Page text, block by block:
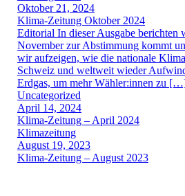
Oktober 21, 2024
Klima-Zeitung Oktober 2024
Editorial In dieser Ausgabe berichten
November zur Abstimmung kommt
wir aufzeigen, wie die nationale
Schweiz und weltweit wieder
Erdgas, um mehr Wähler:innen zu
Uncategorized
April 14, 2024
Klima-Zeitung – April 2024
Klimazeitung
August 19, 2023
Klima-Zeitung – August 2023